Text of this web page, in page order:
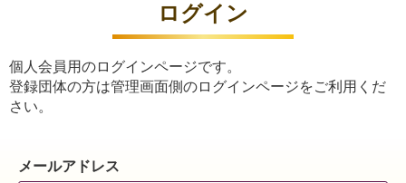
ログイン
個人会員用のログインページです。
登録団体の方は管理画面側のログインページをご利用くだ
さい。
メールアドレス